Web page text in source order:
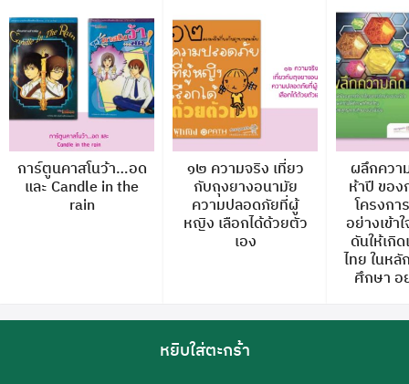
หยิบใส่ตะกร้า
การ์ตูนคาสโนว้า…อด
และ Candle in the
rain
๑๒ ความจริง เที่ยว
กับถุงยางอนามัย
ความปลอดภัยที่ผู้
หญิง เลือกได้ด้วยตัว
เอง
ผลึกควา
ห้าปี ของ
โครงกา
อย่างเข้า
ดันให้เกิ
ไทย ในห
ศึกษา อ